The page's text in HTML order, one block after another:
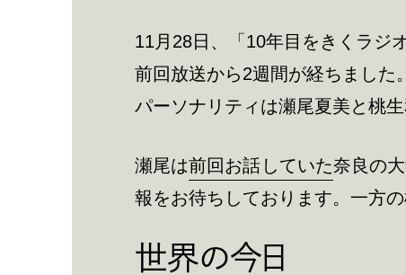
11月28日、「10年目をきくラジ
前回放送から2週間が経ちました
パーソナリティは瀬尾夏美と桃生
瀬尾は前回お話していた奈良の
報をお待ちしております。一方
世界の今日